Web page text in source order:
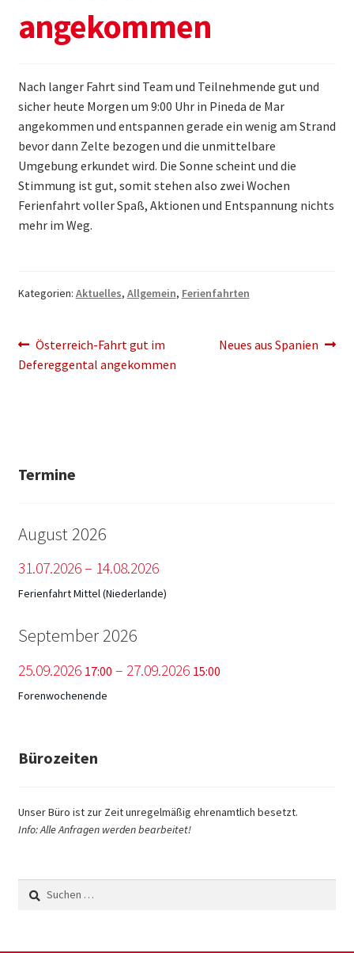
Themen & Politik
Kalender
angekommen
Nach langer Fahrt sind Team und Teilnehmende gut und
sicher heute Morgen um 9:00 Uhr in Pineda de Mar
angekommen und entspannen gerade ein wenig am Strand
bevor dann Zelte bezogen und die unmittelbare
Umgebung erkundet wird. Die Sonne scheint und die
Stimmung ist gut, somit stehen also zwei Wochen
Ferienfahrt voller Spaß, Aktionen und Entspannung nichts
mehr im Weg.
Kategorien: Aktuelles, Allgemein, Ferienfahrten
Beitragsnavigation
Vorheriger
Beitrag:
Österreich-Fahrt gut im
Defereggental angekommen
Nächster
Neues aus Spanien
Termine
August 2026
31.07.2026– 14.08.2026
Ferienfahrt Mittel (Niederlande)
September 2026
25.09.2026 17:00 – 27.09.2026 15:00
Forenwochenende
Bürozeiten
Unser Büro ist zur Zeit unregelmäßig ehrenamtlich besetzt.
Info: Alle Anfragen werden bearbeitet!
Suchen
nach: